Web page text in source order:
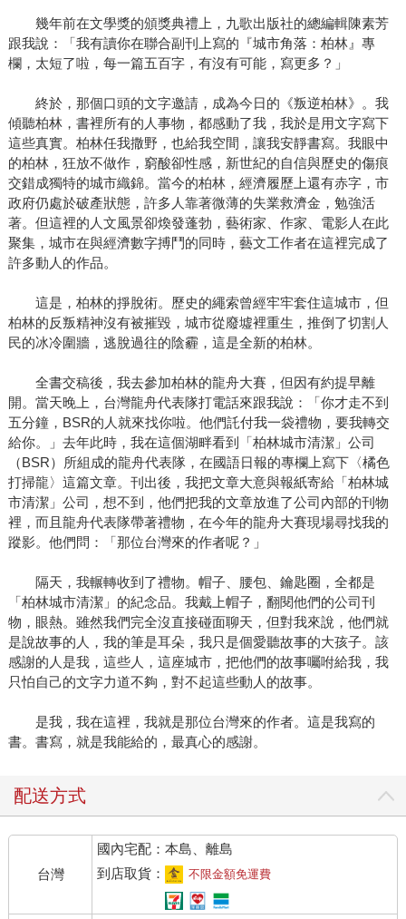
幾年前在文學獎的頒獎典禮上，九歌出版社的總編輯陳素芳
跟我說：「我有讀你在聯合副刊上寫的『城市角落：柏林』專
欄，太短了啦，每一篇五百字，有沒有可能，寫更多？」
終於，那個口頭的文字邀請，成為今日的《叛逆柏林》。我
傾聽柏林，書裡所有的人事物，都感動了我，我於是用文字寫下
這些真實。柏林任我撒野，也給我空間，讓我安靜書寫。我眼中
的柏林，狂放不做作，窮酸卻性感，新世紀的自信與歷史的傷痕
交錯成獨特的城市織錦。當今的柏林，經濟履歷上還有赤字，市
政府仍處於破產狀態，許多人靠著微薄的失業救濟金，勉強活
著。但這裡的人文風景卻煥發蓬勃，藝術家、作家、電影人在此
聚集，城市在與經濟數字搏鬥的同時，藝文工作者在這裡完成了
許多動人的作品。
這是，柏林的掙脫術。歷史的繩索曾經牢牢套住這城市，但
柏林的反叛精神沒有被摧毀，城市從廢墟裡重生，推倒了切割人
民的冰冷圍牆，逃脫過往的陰霾，這是全新的柏林。
全書交稿後，我去參加柏林的龍舟大賽，但因有約提早離
開。當天晚上，台灣龍舟代表隊打電話來跟我說：「你才走不到
五分鐘，BSR的人就來找你啦。他們託付我一袋禮物，要我轉交
給你。」去年此時，我在這個湖畔看到「柏林城市清潔」公司
（BSR）所組成的龍舟代表隊，在國語日報的專欄上寫下〈橘色
打掃龍〉這篇文章。刊出後，我把文章大意與報紙寄給「柏林城
市清潔」公司，想不到，他們把我的文章放進了公司內部的刊物
裡，而且龍舟代表隊帶著禮物，在今年的龍舟大賽現場尋找我的
蹤影。他們問：「那位台灣來的作者呢？」
隔天，我輾轉收到了禮物。帽子、腰包、鑰匙圈，全都是
「柏林城市清潔」的紀念品。我戴上帽子，翻閱他們的公司刊
物，眼熱。雖然我們完全沒直接碰面聊天，但對我來說，他們就
是說故事的人，我的筆是耳朵，我只是個愛聽故事的大孩子。該
感謝的人是我，這些人，這座城市，把他們的故事囑咐給我，我
只怕自己的文字力道不夠，對不起這些動人的故事。
是我，我在這裡，我就是那位台灣來的作者。這是我寫的
書。書寫，就是我能給的，最真心的感謝。
配送方式
台灣
國內宅配：本島、離島
到店取貨：
不限金額免運費